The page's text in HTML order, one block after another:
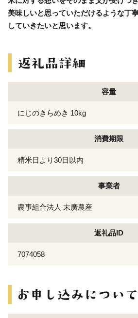
美味しいと思っていただけるような丁
していきたいと思います。
容量
にじのきらめき 10kg
消費期限
精米日より30日以内
事業者
農事組合法人 末廣農産
返礼品ID
7074058